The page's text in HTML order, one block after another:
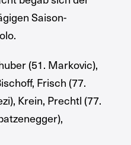
Saison-
(51. Markovic),
Frisch (77.
Krein, Prechtl (77.